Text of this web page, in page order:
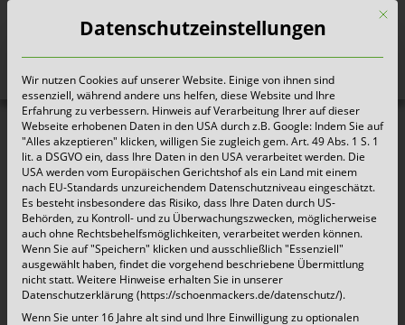
Heute für morgen sorgen
Mit
Datenschutzeinstellungen
Wir nutzen Cookies auf unserer Website. Einige von ihnen sind
essenziell, während andere uns helfen, diese Website und Ihre
Erfahrung zu verbessern. Hinweis auf Verarbeitung Ihrer auf dieser
Webseite erhobenen Daten in den USA durch z.B. Google: Indem Sie auf
"Alles akzeptieren" klicken, willigen Sie zugleich gem. Art. 49 Abs. 1 S. 1
lit. a DSGVO ein, dass Ihre Daten in den USA verarbeitet werden. Die
USA werden vom Europäischen Gerichtshof als ein Land mit einem
nach EU-Standards unzureichendem Datenschutzniveau eingeschätzt.
Es besteht insbesondere das Risiko, dass Ihre Daten durch US-
Behörden, zu Kontroll- und zu Überwachungszwecken, möglicherweise
auch ohne Rechtsbehelfsmöglichkeiten, verarbeitet werden können.
Wenn Sie auf "Speichern" klicken und ausschließlich "Essenziell"
ausgewählt haben, findet die vorgehend beschriebene Übermittlung
nicht statt. Weitere Hinweise erhalten Sie in unserer
Datenschutzerklärung (https://schoenmackers.de/datenschutz/).
Wenn Sie unter 16 Jahre alt sind und Ihre Einwilligung zu optionalen